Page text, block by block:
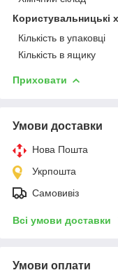
Користувальницькі
Кількість в упаковці
Кількість в ящику
Приховати
Умови доставки
Нова Пошта
Укрпошта
Самовивіз
Всі умови доставки
Умови оплати